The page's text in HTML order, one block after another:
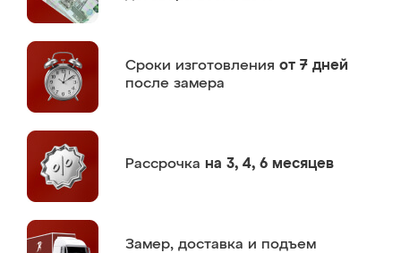
Сроки изготовления от 7 дней
после замера
Рассрочка на 3, 4, 6 месяцев
Замер, доставка и подъем